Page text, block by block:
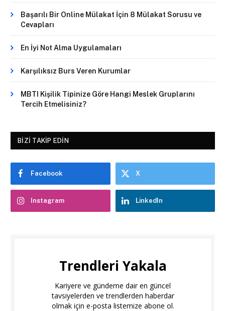
Başarılı Bir Online Mülakat İçin 8 Mülakat Sorusu ve
Cevapları
En İyi Not Alma Uygulamaları
Karşılıksız Burs Veren Kurumlar
MBTI Kişilik Tipinize Göre Hangi Meslek Gruplarını
Tercih Etmelisiniz?
BIZI TAKIP EDIN
Facebook X
Instagram LinkedIn
Trendleri Yakala
Kariyere ve gündeme dair en güncel
tavsiyelerden ve trendlerden haberdar
olmak için e-posta listemize abone ol.